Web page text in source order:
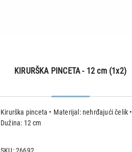
KIRURŠKA PINCETA - 12 cm (1x2)
Kirurška pinceta • Materijal: nehrđajući čelik •
Dužina: 12 cm